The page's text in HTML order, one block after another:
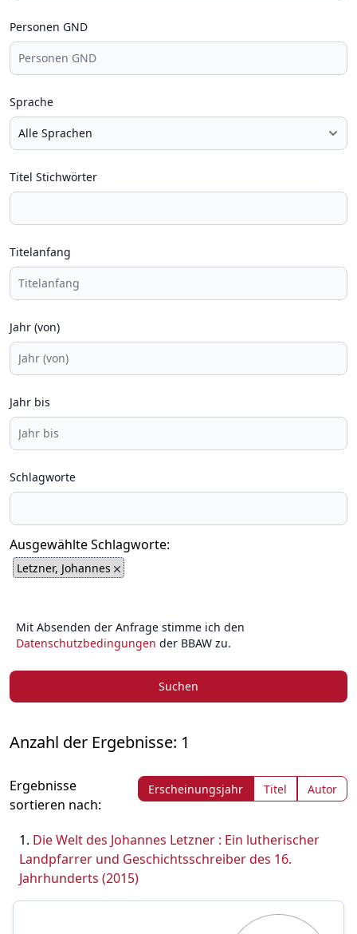
Personen GND
Sprache
Titel Stichwörter
Titelanfang
Jahr (von)
Jahr bis
Schlagworte
Ausgewählte Schlagworte:
Letzner, Johannes
Mit Absenden der Anfrage stimme ich den
Datenschutzbedingungen der BBAW zu.
Suchen
Anzahl der Ergebnisse: 1
Ergebnisse
sortieren nach:
Erscheinungsjahr Titel Autor
Die Welt des Johannes Letzner : Ein lutherischer
Landpfarrer und Geschichtsschreiber des 16.
Jahrhunderts (2015)